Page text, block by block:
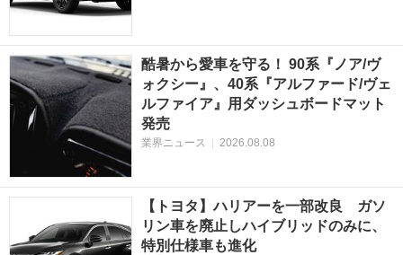
酷暑から愛車を守る！ 90系『ノア/ヴ
ォクシー』、40系『アルファード/ヴェ
ルファイア』用ダッシュボードマット
発売
業界ニュース 2026.08.08
【トヨタ】ハリアーを一部改良 ガソ
リン車を廃止しハイブリッドのみに、
特別仕様車も進化